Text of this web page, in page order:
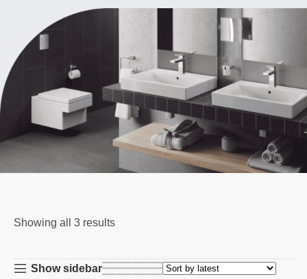
Showing all 3 results
Show sidebar